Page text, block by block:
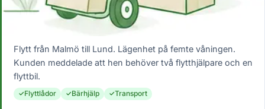
Flytt från Malmö till Lund. Lägenhet på femte våningen.
Kunden meddelade att hen behöver två flytthjälpare och en
flyttbil.
Flyttlådor Bärhjälp Transport